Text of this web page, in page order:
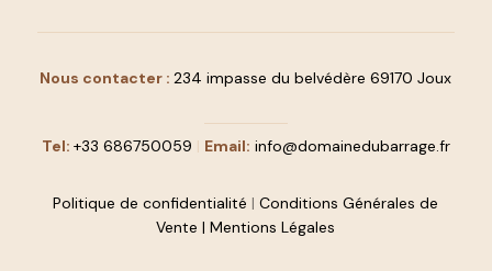
Nous contacter :234 impasse du belvédère 69170 Joux
Tel: +33 686750059 | Email: info@domainedubarrage.fr
Politique de confidentialité | Conditions Générales de
Vente |Mentions Légales